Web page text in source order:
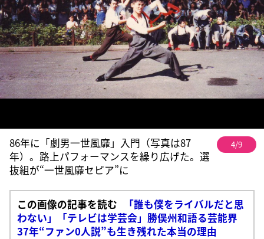
86年に「劇男一世風靡」入門（写真は87
年）。路上パフォーマンスを繰り広げた。選
抜組が“一世風靡セピア”に
4/9
この画像の記事を読む
「誰も僕をライバルだと思
わない」「テレビは学芸会」勝俣州和語る芸能界
37年“ファン0人説”も生き残れた本当の理由